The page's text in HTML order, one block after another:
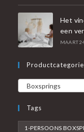
Het
een
MAART
Boxsprings
Tags
1-PERSOONS